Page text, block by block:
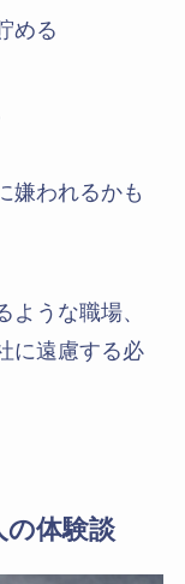
める
嫌われるかも
うな職場、
に遠慮する必
の体験談